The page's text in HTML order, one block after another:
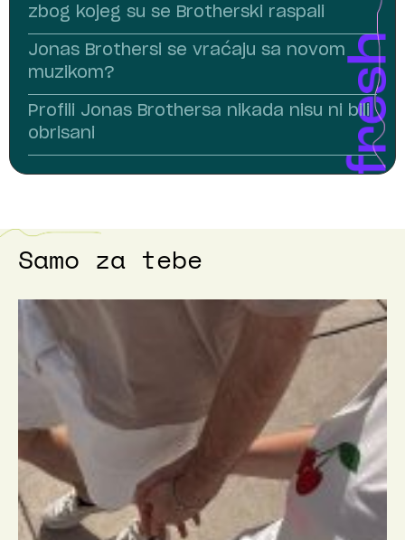
zbog kojeg su se Brotherski raspali
Jonas Brothersi se vraćaju sa novom
muzikom?
Profili Jonas Brothersa nikada nisu ni bili
obrisani
Samo za tebe